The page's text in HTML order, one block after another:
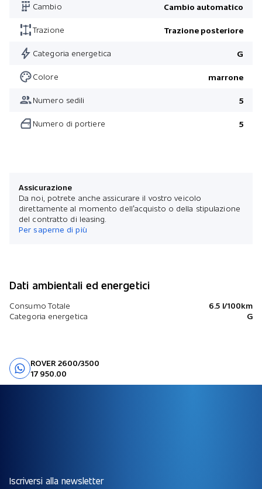
Cambio Cambio automatico
Trazione Trazione posteriore
Categoria energetica G
Colore marrone
Numero sedili 5
Numero di portiere 5
Assicurazione
Da noi, potrete anche assicurare il vostro veicolo
direttamente al momento dell’acquisto o della stipulazione
del contratto di leasing.
Per saperne di più
Dati ambientali ed energetici
Consumo Totale
6.5 l/100km
Categoria energetica
G
ROVER 2600/3500
17 950.00
Iscriversi alla newsletter